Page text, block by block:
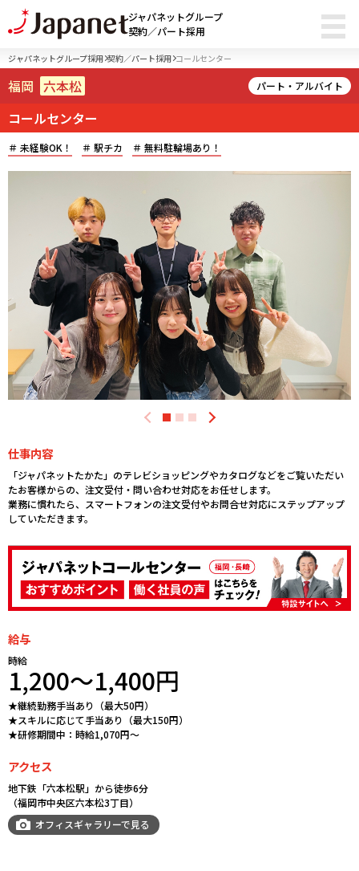
ジャパネットグループ
契約／パート採用
ジャパネットグループ採用 契約／パート採用 コールセンター
福岡 六本松 パート・アルバイト
コールセンター
未経験OK！ 駅チカ 無料駐輪場あり！
仕事内容
「ジャパネットたかた」のテレビショッピングやカタログなどをご覧いただい
たお客様からの、注文受付・問い合わせ対応をお任せします。
業務に慣れたら、スマートフォンの注文受付やお問合せ対応にステップアップ
していただきます。
給与
時給
1,200～1,400円
★継続勤務手当あり（最大50円）
★スキルに応じて手当あり（最大150円）
★研修期間中：時給1,070円～
アクセス
地下鉄「六本松駅」から徒歩6分
（福岡市中央区六本松3丁目）
オフィスギャラリーで見る